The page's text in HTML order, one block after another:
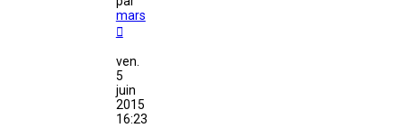
mars
ven.
5
juin
2015
16:23